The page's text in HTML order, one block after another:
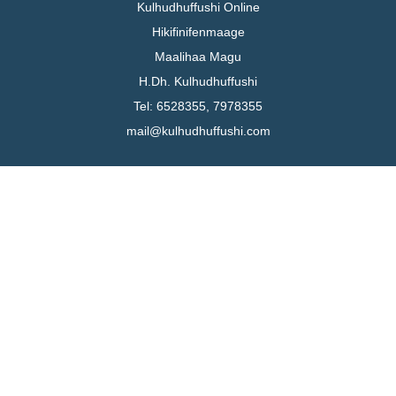
Kulhudhuffushi Online
Hikifinifenmaage
Maalihaa Magu
H.Dh. Kulhudhuffushi
Tel: 6528355, 7978355
mail@kulhudhuffushi.com